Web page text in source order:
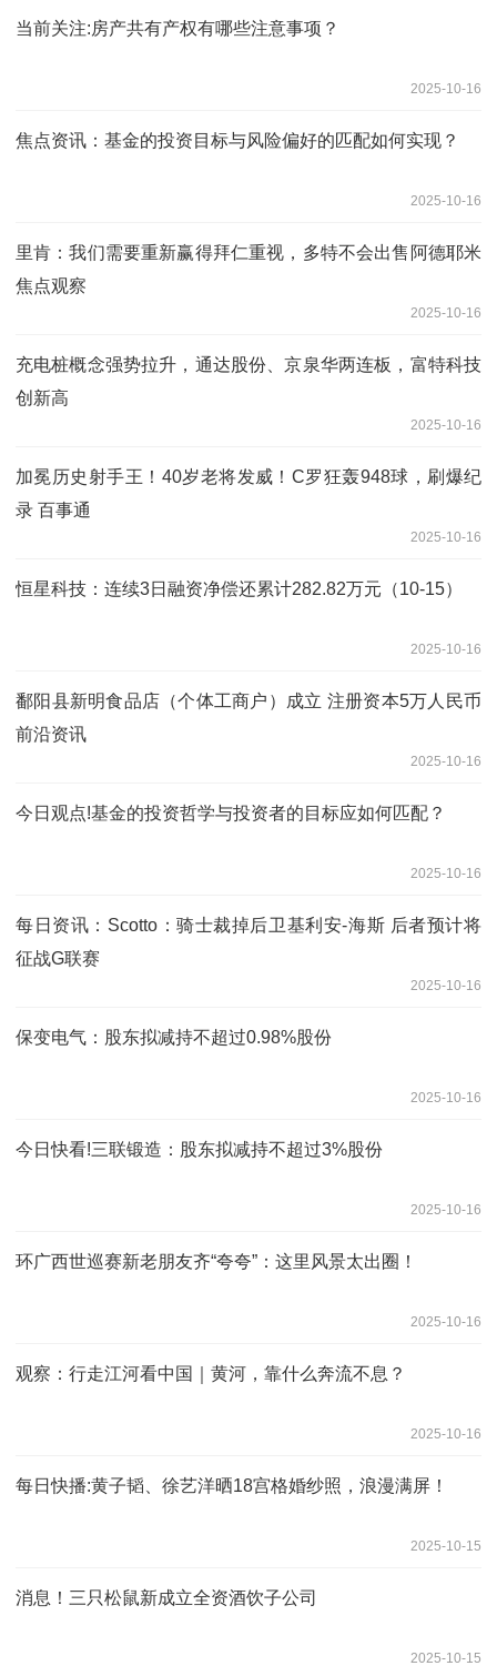
当前关注:房产共有产权有哪些注意事项？
2025-10-16
焦点资讯：基金的投资目标与风险偏好的匹配如何实现？
2025-10-16
里肯：我们需要重新赢得拜仁重视，多特不会出售阿德耶米
焦点观察
2025-10-16
充电桩概念强势拉升，通达股份、京泉华两连板，富特科技
创新高
2025-10-16
加冕历史射手王！40岁老将发威！C罗狂轰948球，刷爆纪
录 百事通
2025-10-16
恒星科技：连续3日融资净偿还累计282.82万元（10-15）
2025-10-16
鄱阳县新明食品店（个体工商户）成立 注册资本5万人民币
前沿资讯
2025-10-16
今日观点!基金的投资哲学与投资者的目标应如何匹配？
2025-10-16
每日资讯：Scotto：骑士裁掉后卫基利安-海斯 后者预计将
征战G联赛
2025-10-16
保变电气：股东拟减持不超过0.98%股份
2025-10-16
今日快看!三联锻造：股东拟减持不超过3%股份
2025-10-16
环广西世巡赛新老朋友齐“夸夸”：这里风景太出圈！
2025-10-16
观察：行走江河看中国｜黄河，靠什么奔流不息？
2025-10-16
每日快播:黄子韬、徐艺洋晒18宫格婚纱照，浪漫满屏！
2025-10-15
消息！三只松鼠新成立全资酒饮子公司
2025-10-15